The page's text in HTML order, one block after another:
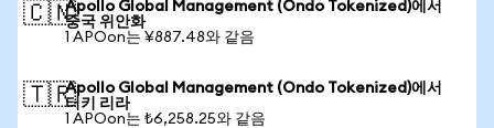
🇨🇳Apollo Global Management (Ondo Tokenized)에서
중국 위안화
1 APOon는 ¥887.48와 같음
🇹🇷Apollo Global Management (Ondo Tokenized)에서
터키 리라
1 APOon는 ₺6,258.25와 같음